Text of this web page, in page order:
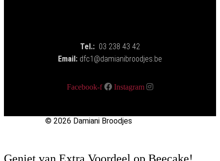
Tel.: 03 238 43 42
Email: dfc1@damianibroodjes.be
Facebook-f Instagram
© 2026 Damiani Broodjes